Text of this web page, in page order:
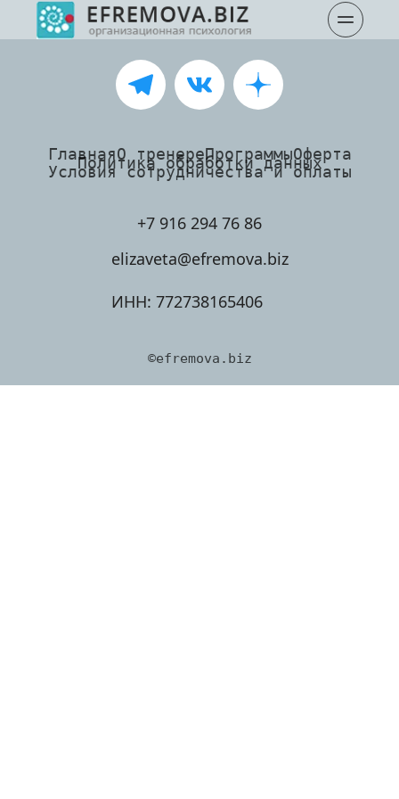
ГлавнаяО тренереПрограммыОферта
Политика обработки данных
Условия сотрудничества и оплаты
+7 916 294 76 86
elizaveta@efremova.biz
ИНН: 772738165406
©efremova.biz